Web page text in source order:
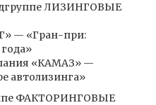
ЛИЗИНГОВЫЕ
— «Гран-при:
«КАМАЗ» —
автолизинга»
ФАКТОРИНГОВЫЕ